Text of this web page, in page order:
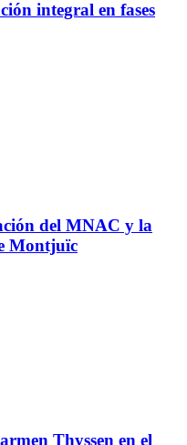
integral en fases
del MNAC y la
Montjuïc
Thyssen en el